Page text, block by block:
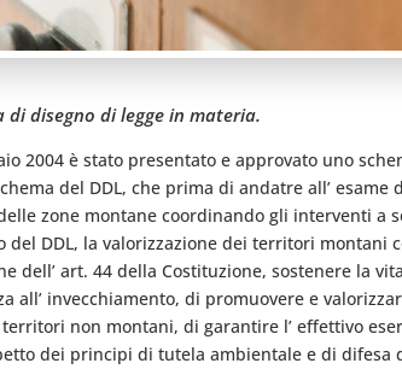
di disegno di legge in materia.
2004 è stato presentato e approvato uno
del DDL, che prima di andatre all’
zone montane coordinando gli interventi a
del DDL, la valorizzazione dei territori
dell’ art. 44 della Costituzione, sostenere la
all’ invecchiamento, di promuovere e
non montani, di garantire l’ effettivo
dei principi di tutela ambientale e di difesa